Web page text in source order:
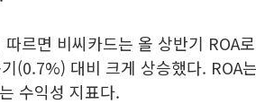
르면 비씨카드는 올 상반기 ROA
(0.7%) 대비 크게 상승했다. ROA
수익성 지표다.